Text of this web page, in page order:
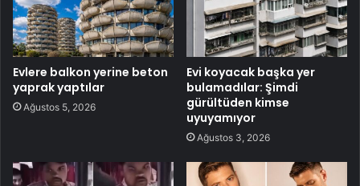
Evlere balkon yerine beton
yaprak yaptılar
Ağustos 5, 2026
Evi koyacak başka yer
bulamadılar: Şimdi
gürültüden kimse
uyuyamıyor
Ağustos 3, 2026